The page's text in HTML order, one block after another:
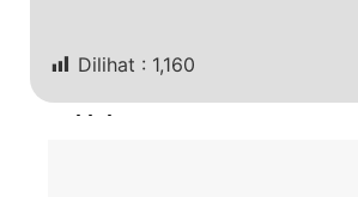
Dilihat : 1,160
Terkini